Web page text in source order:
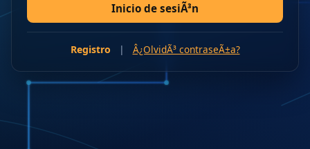
Inicio de sesiÃ³n
Registro | Â¿OlvidÃ³ contraseÃ±a?